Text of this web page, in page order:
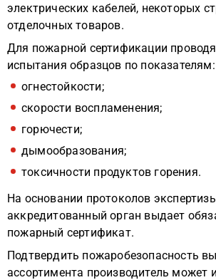
электрических кабелей, некоторых
отделочных товаров.
Для пожарной сертификации
испытания образцов по показателям:
огнестойкости;
скорости воспламенения;
горючести;
дымообразования;
токсичности продуктов горения.
На основании протоколов
аккредитованный орган выдает
пожарный сертификат.
Подтвердить пожаробезопасность
ассортимента производитель может